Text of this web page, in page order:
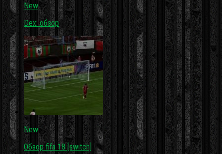
New
Dex: обзор
New
Обзор fifa 18 [switch]